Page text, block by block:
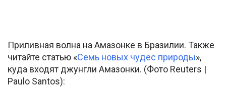
Приливная волна на Амазонке в Бразилии. Также
читайте статью «Семь новых чудес природы»,
куда входят джунгли Амазонки. (Фото Reuters |
Paulo Santos):